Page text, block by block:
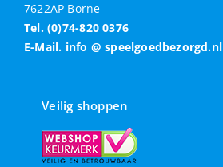
7622AP Borne
Tel. (0)74-820 0376
E-Mail. info @ speelgoedbezorgd.nl
Veilig shoppen